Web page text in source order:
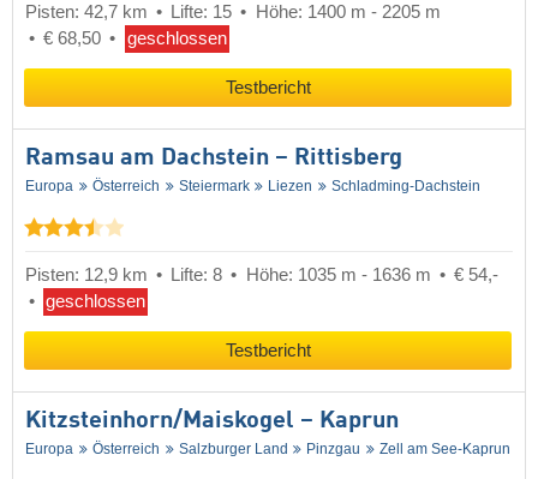
Pisten: 42,7 km Lifte: 15
Höhe: 1400 m - 2205 m
€ 68,50
geschlossen
Testbericht
Ramsau am Dachstein – Rittisberg
Europa Österreich Steiermark Liezen Schladming-Dachstein
Pisten: 12,9 km Lifte: 8 Höhe: 1035 m - 1636 m
€ 54,-
geschlossen
Testbericht
Kitzsteinhorn/​Maiskogel – Kaprun
Europa Österreich Salzburger Land Pinzgau Zell am See-Kaprun